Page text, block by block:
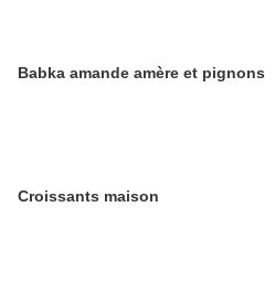
Babka amande amère et pignons
Croissants maison